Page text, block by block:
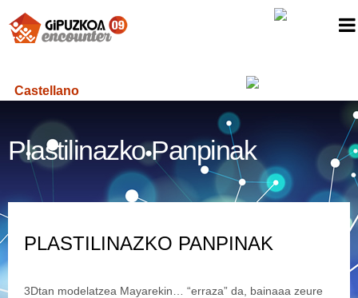
Castellano
Plastilinazko Panpinak
PLASTILINAZKO PANPINAK
3Dtan modelatzea Mayarekin… “erraza” da, bainaaa zeure